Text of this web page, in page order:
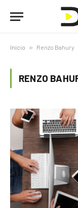
Início » Renzo Bahury
RENZO